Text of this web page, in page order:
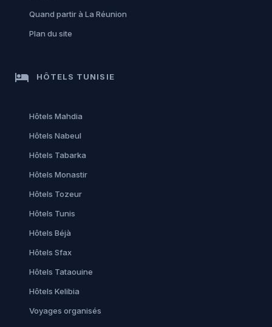
Quand partir à La Réunion
Plan du site
hotel HÔTELS TUNISIE
Hôtels Mahdia
Hôtels Nabeul
Hôtels Tabarka
Hôtels Monastir
Hôtels Tozeur
Hôtels Tunis
Hôtels Béjà
Hôtels Sfax
Hôtels Tataouine
Hôtels Kelibia
Voyages organisés